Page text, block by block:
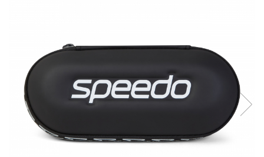
Tricouri, pantaloni, bluze
Costume profesionale inot